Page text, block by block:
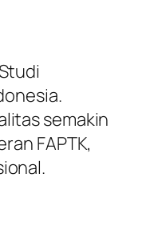
semakin
FAPTK,